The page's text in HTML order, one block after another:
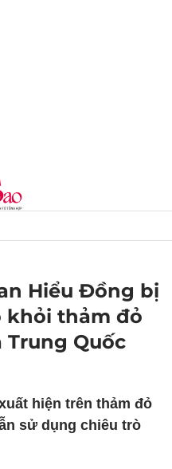
Hiểu Đồng bị
khỏi thảm đỏ
Trung Quốc
hiện trên thảm đỏ
sử dụng chiêu trò